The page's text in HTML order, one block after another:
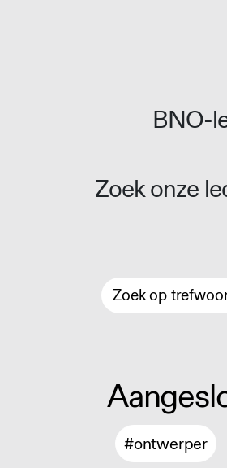
BNO-
Zoek onze
#ontwerper